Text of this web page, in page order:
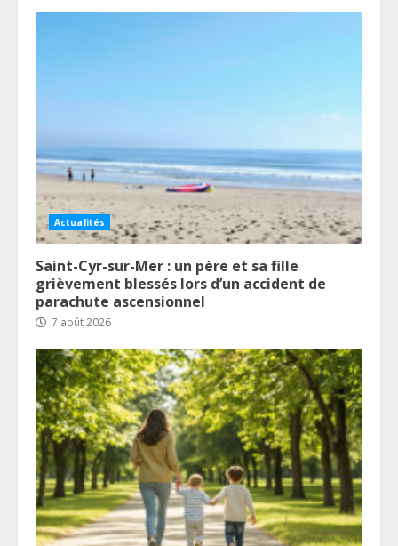
Actualités
Saint-Cyr-sur-Mer : un père et sa fille
grièvement blessés lors d’un accident de
parachute ascensionnel
7 août 2026